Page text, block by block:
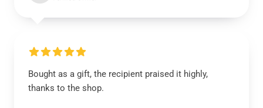
Bought as a gift, the recipient praised it highly,
thanks to the shop.